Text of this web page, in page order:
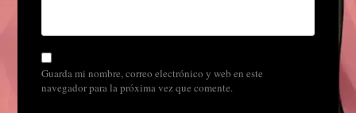
Guarda mi nombre, correo electrónico y web en este
navegador para la próxima vez que comente.